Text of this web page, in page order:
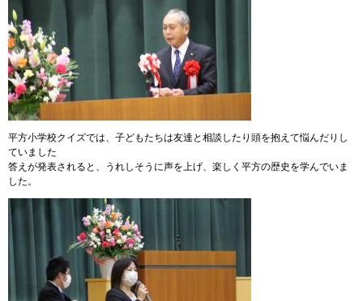
平方小学校クイズでは、子どもたちは友達と相談したり頭を抱えて悩んだりし
ていました
答えが発表されると、うれしそうに声を上げ、楽しく平方の歴史を学んでいま
した。